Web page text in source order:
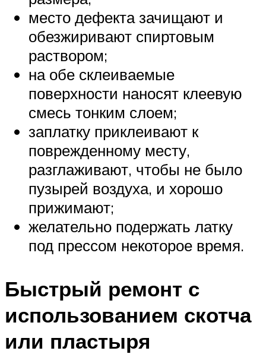
место дефекта зачищают и
обезжиривают спиртовым
раствором;
на обе склеиваемые
поверхности наносят клеевую
смесь тонким слоем;
заплатку приклеивают к
поврежденному месту,
разглаживают, чтобы не было
пузырей воздуха, и хорошо
прижимают;
желательно подержать латку
под прессом некоторое время.
Быстрый ремонт с
использованием скотча
или пластыря